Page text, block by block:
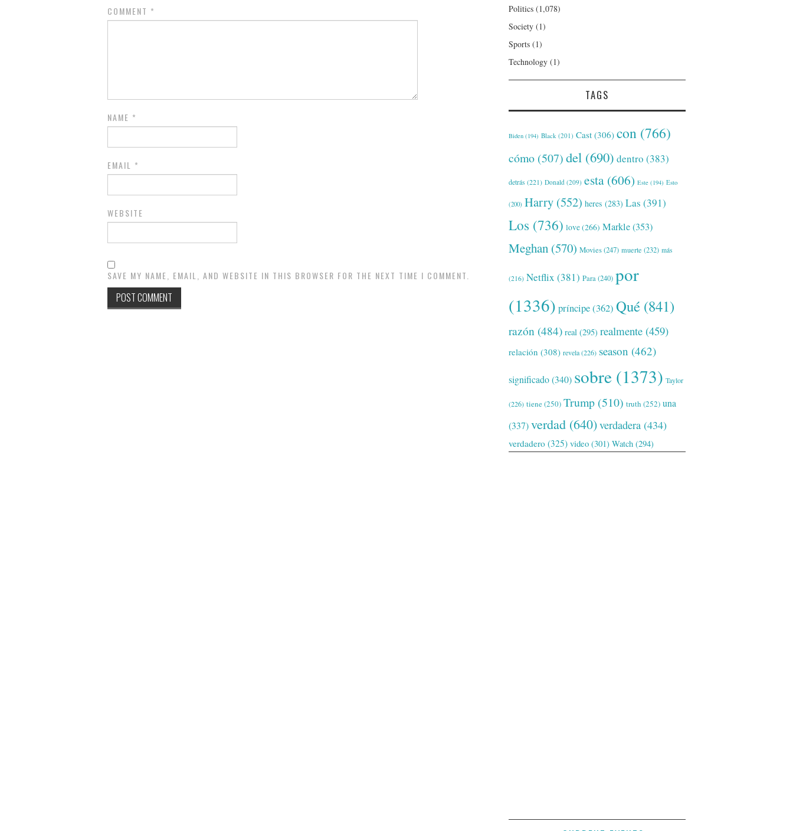
COMMENT *
NAME *
EMAIL *
WEBSITE
SAVE MY NAME, EMAIL, AND WEBSITE IN THIS BROWSER FOR THE NEXT TIME I COMMENT.
Politics (1,078)
Society (1)
Sports (1)
Technology (1)
TAGS
Biden (194) Black (201) Cast (306) con (766)
cómo (507)del (690) dentro (383)
detrás (221) Donald (209) esta (606) Este (194) Esto
(200) Harry (552) heres (283) Las (391)
Los (736) love(266) Markle(353)
Meghan (570) Movies(247) muerte (232) más
(216) Netflix (381) Para(240) por
(1336) príncipe(362) Qué (841)
razón (484) real (295) realmente (459)
relación (308) revela(226) season (462)
significado(340) sobre (1373) Taylor
(226) tiene(250) Trump (510) truth (252) una
(337)verdad (640)verdadera (434)
verdadero (325) video (301) Watch (294)